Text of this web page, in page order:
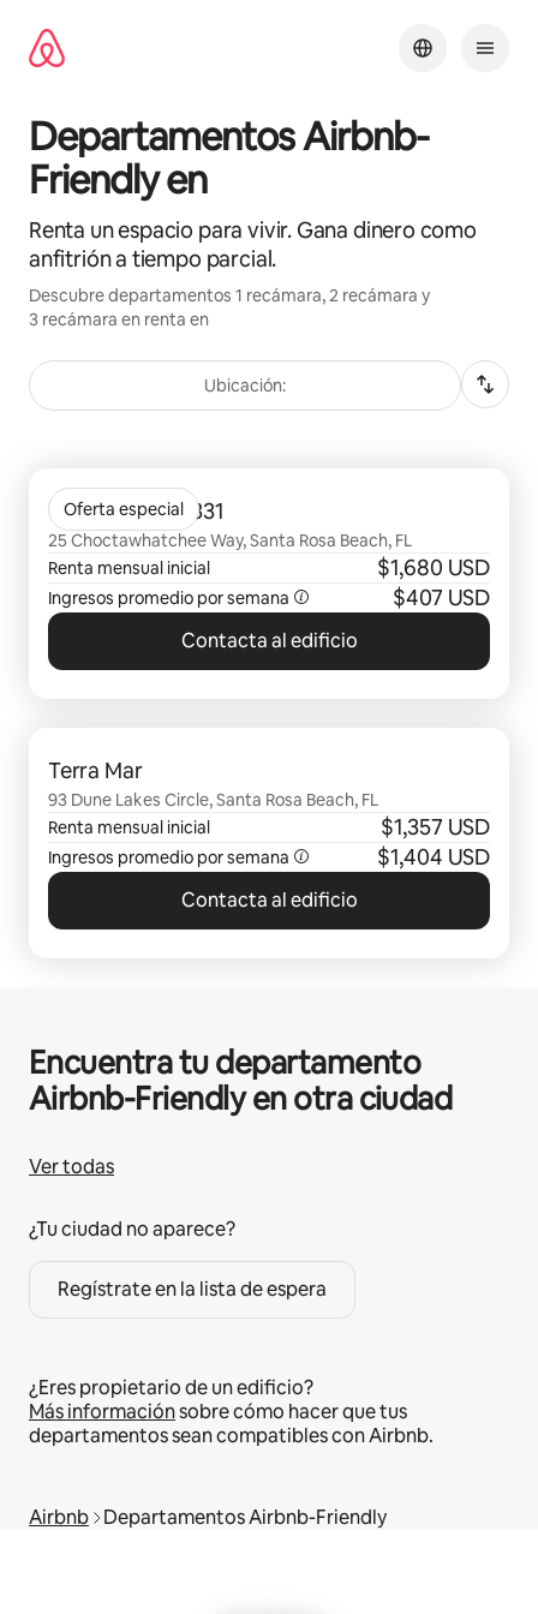
contenido
Departamentos Airbnb-
Friendly en
Renta un espacio para vivir. Gana dinero como
anfitrión a tiempo parcial.
Descubre departamentos 1 recámara, 2 recámara y
3 recámara en renta en
Ubicación:
Oferta especial
The Beacon at 331
25 Choctawhatchee Way, Santa Rosa Beach, FL
Renta mensual inicial
$1,680 USD
Ingresos promedio por semana $407 USD
Contacta al edificio
Terra Mar
93 Dune Lakes Circle, Santa Rosa Beach, FL
Renta mensual inicial
$1,357 USD
Ingresos promedio por semana $1,404 USD
Contacta al edificio
Encuentra tu departamento
Airbnb-Friendly en otra ciudad
Ver todas
¿Tu ciudad no aparece?
Regístrate en la lista de espera
¿Eres propietario de un edificio?
Más informaciónsobre cómo hacer que tus
departamentos sean compatibles con Airbnb.
Airbnb Departamentos Airbnb-Friendly